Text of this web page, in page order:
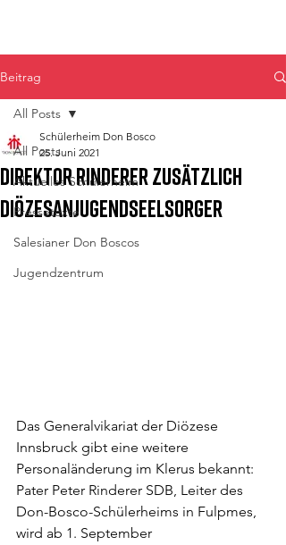
Beitrag
All Posts
Aktuelles Schülerheim
Pressetexte
Salesianer Don Boscos
Jugendzentrum
All Posts
Direktor Rinderer zusätzlich
Diözesanjugendseelsorger
Schülerheim Don Bosco
25. Juni 2021
Das Generalvikariat der Diözese
Innsbruck gibt eine weitere
Personaländerung im Klerus bekannt:
Pater Peter Rinderer SDB, Leiter des
Don-Bosco-Schülerheims in Fulpmes,
wird ab 1. September